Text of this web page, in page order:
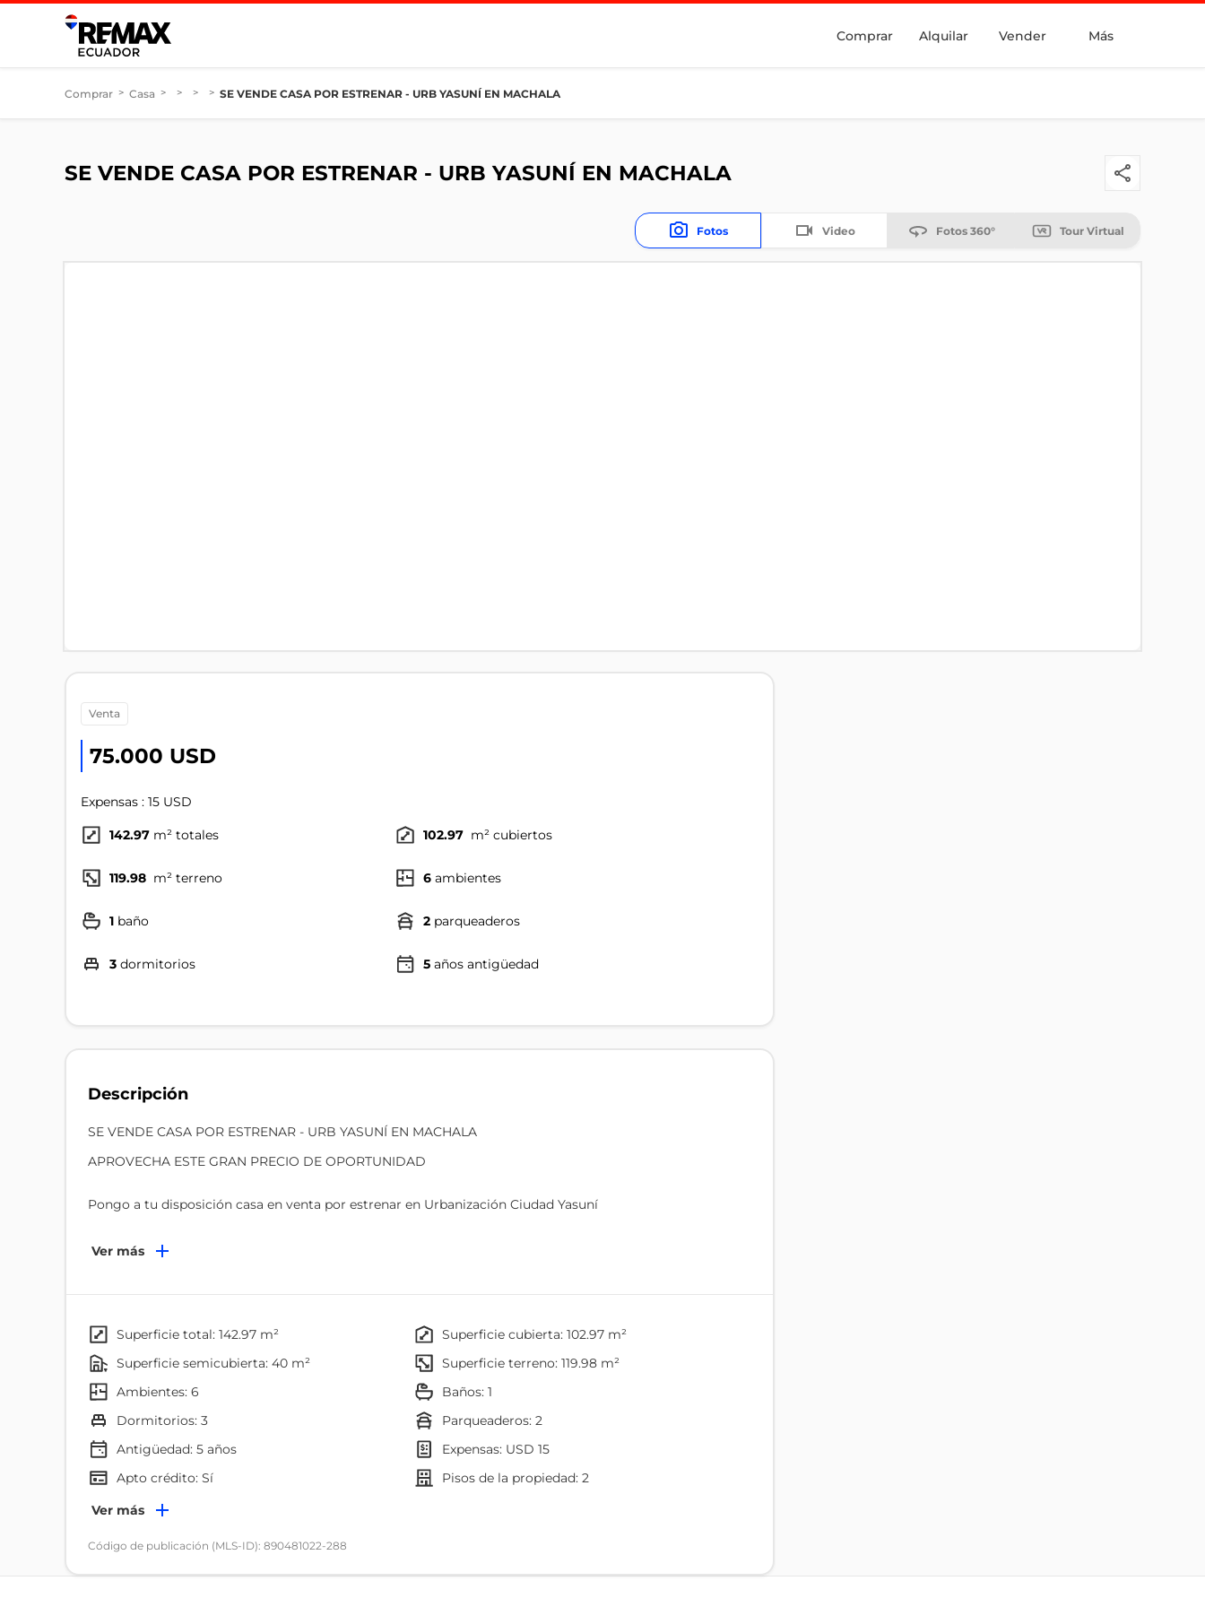
Comprar Alquilar Vender Más
Comprar > Casa > > > > SE VENDE CASA POR ESTRENAR - URB YASUNÍ EN MACHALA
SE VENDE CASA POR ESTRENAR - URB YASUNÍ EN MACHALA
Fotos Video Fotos 360° Tour Virtual
venta
75.000 USD
Expensas : 15 USD
142.97 m² totales 102.97 m² cubiertos
119.98 m² terreno 6 ambientes
1 baño 2 parqueaderos
3 dormitorios 5 años antigüedad
Descripción
SE VENDE CASA POR ESTRENAR - URB YASUNÍ EN MACHALA
APROVECHA ESTE GRAN PRECIO DE OPORTUNIDAD
Pongo a tu disposición casa en venta por estrenar en Urbanización Ciudad Yasuní
CASA ESQUINERA
Ubicada en el km 13 Vía Balosa
Distribución
- 3 habitaciones
- Sala
- Comedor
- Cocina
- Amplio Patio
- Balcón o terraza
- Medio baño en planta baja
Lo mejor de esta casa, cuenta con la aprobación de construir y ampliar las áreas de tu preferencia; es
Ver más
superficie total: 142.97 m²
superficie cubierta: 102.97 m²
superficie semicubierta: 40 m²
superficie terreno: 119.98 m²
ambientes: 6
baños: 1
dormitorios: 3
parqueaderos: 2
Antigüedad: 5 años
expensas: USD 15
Apto crédito: Sí
pisos de la propiedad: 2
Ambientes
Dormitorio
Terraza
Lavadero
Ver más
Código de publicación (MLS-ID): 890481022-288